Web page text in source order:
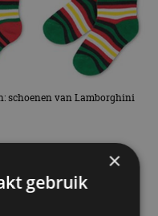
schoenen van Lamborghini
gebruikte Bugatti?
×
gebruik